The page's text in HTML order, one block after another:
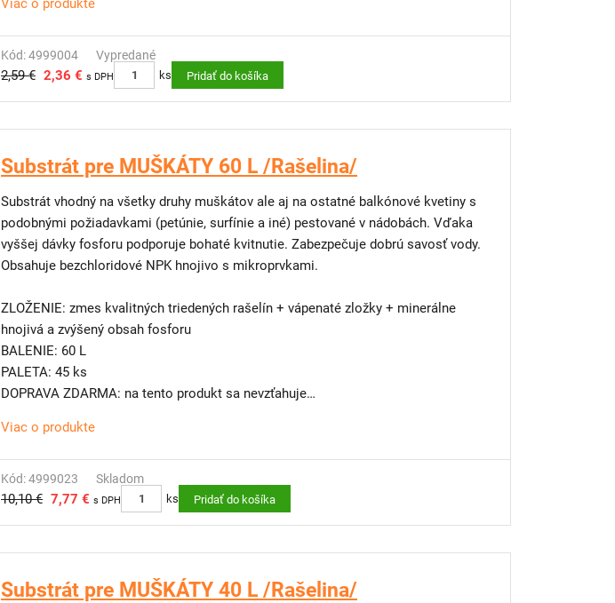
TIP OD NÁS: Máte málo miesta na výsadbu?
Skústevertikálne steny. Pre balkóny, terasy alebo malé dvory máme riešenie –
vertikálne zelené steny, vďaka ktorým si vypestujete kvety, bylinky či jahody aj v
obmedzenom priestore.
Výhody, údržba a výber rastlín
Viac o produkte
Kód: 4999004 Vypredané
2,59 € 2,36 € s DPH ks Pridať do košíka
Substrát pre MUŠKÁTY 60 L /Rašelina/
Substrát vhodný na všetky druhy muškátov ale aj na ostatné balkónové kvetiny s
podobnými požiadavkami (petúnie, surfínie a iné) pestované v nádobách. Vďaka
vyššej dávky fosforu podporuje bohaté kvitnutie. Zabezpečuje dobrú savosť vody.
Obsahuje bezchloridové NPK hnojivo s mikroprvkami.
ZLOŽENIE: zmes kvalitných triedených rašelín + vápenaté zložky + minerálne
hnojivá a zvýšený obsah fosforu
BALENIE: 60 L
PALETA: 45 ks
DOPRAVA ZDARMA: na tento produkt sa nevzťahuje
TIP OD NÁS: Máte málo miesta na výsadbu?
Skústevertikálne steny. Pre balkóny, terasy alebo malé dvory máme riešenie –
vertikálne zelené steny, vďaka ktorým si vypestujete kvety, bylinky či jahody aj v
obmedzenom priestore.
Výhody, údržba a výber rastlín
Viac o produkte
Kód: 4999023 Skladom
10,10 € 7,77 € s DPH ks Pridať do košíka
Substrát pre MUŠKÁTY 40 L /Rašelina/